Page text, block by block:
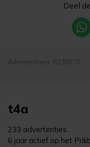
Deel
Advertentienr. 8238070
t4a
233 advertenties
6 jaar actief op het